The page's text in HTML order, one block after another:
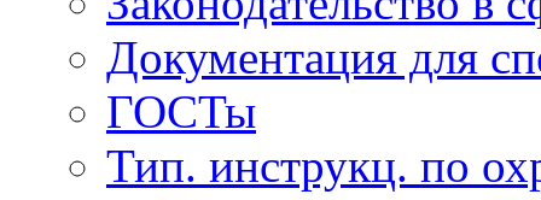
Документация для
ГОСТы
Тип. инструкц. по